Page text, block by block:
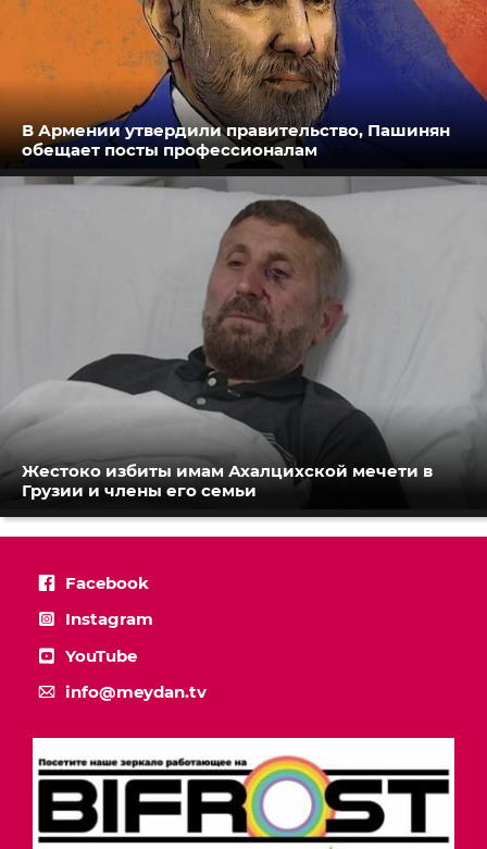
В Армении утвердили правительство, Пашинян
обещает посты профессионалам
Жестоко избиты имам Ахалцихской мечети в
Грузии и члены его семьи
Facebook
Instagram
YouTube
info@meydan.tv